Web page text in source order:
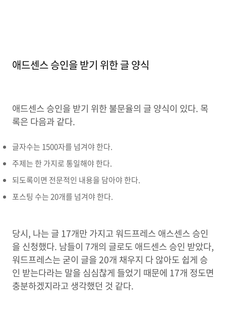
애드센스 승인을 받기 위한 글 양식
애드센스 승인을 받기 위한 불문율의 글 양식이 있다. 목
록은 다음과 같다.
글자수는 1500자를 넘겨야 한다.
주제는 한 가지로 통일해야 한다.
되도록이면 전문적인 내용을 담아야 한다.
포스팅 수는 20개를 넘겨야 한다.
당시, 나는 글 17개만 가지고 워드프레스 애스센스 승인
을 신청했다. 남들이 7개의 글로도 애드센스 승인 받았다,
워드프레스는 굳이 글을 20개 채우지 다 않아도 쉽게 승
인 받는다라는 말을 심심찮게 들었기 때문에 17개 정도면
충분하겠지라고 생각했던 것 같다.